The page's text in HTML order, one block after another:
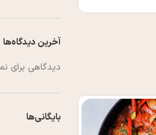
آخرین دیدگاه‌ها
دیدگاهی برای
بایگانی‌ها